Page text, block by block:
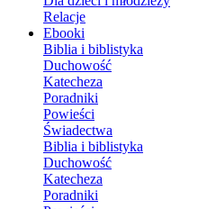
Relacje
Ebooki
Biblia i biblistyka
Duchowość
Katecheza
Poradniki
Powieści
Świadectwa
Biblia i biblistyka
Duchowość
Katecheza
Poradniki